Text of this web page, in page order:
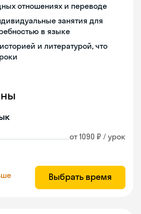
отношениях и переводе
занятия для
в языке
и литературой, что
от 1090 ₽ / урок
Выбрать время